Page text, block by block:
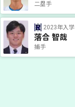
二塁手
2023年入学
落合 智哉
捕手